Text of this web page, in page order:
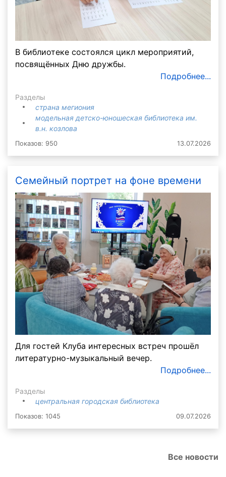
В библиотеке состоялся цикл мероприятий,
посвящённых Дню дружбы.
Подробнее...
Разделы
страна мегиония
модельная детско-юношеская библиотека им.
в.н. козлова
Показов: 950 13.07.2026
Семейный портрет на фоне времени
Для гостей Клуба интересных встреч прошёл
литературно-музыкальный вечер.
Подробнее...
Разделы
центральная городская библиотека
Показов: 1045 09.07.2026
Все новости